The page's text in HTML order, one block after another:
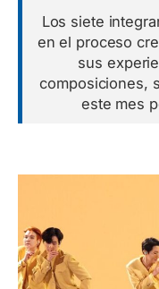
Los siete
en el proceso
sus
composiciones,
este mes